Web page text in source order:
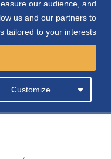
our audience, and
us and our partners to
tailored to your interests.
Customize